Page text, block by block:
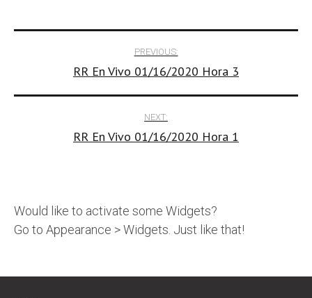
navigation
PREVIOUS:
RR En Vivo 01/16/2020 Hora 3
NEXT:
RR En Vivo 01/16/2020 Hora 1
Would like to activate some Widgets?
Go to Appearance > Widgets. Just like that!